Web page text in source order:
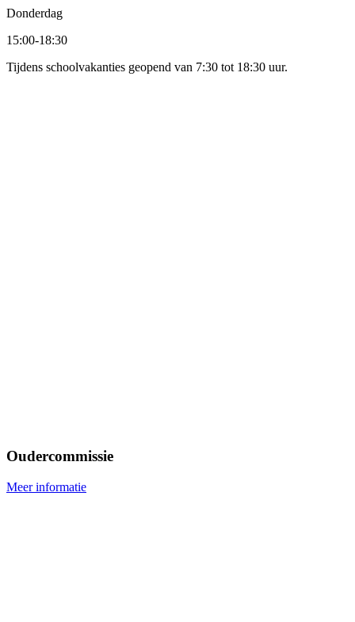
Donderdag
15:00-18:30
Tijdens schoolvakanties geopend van 7:30 tot 18:30 uur.
Oudercommissie
Meer informatie